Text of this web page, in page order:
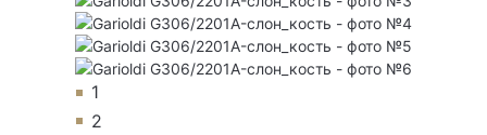
1
2